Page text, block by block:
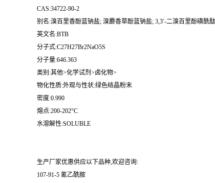
CAS:34722-90-2
别名:溴百里香酚蓝钠盐; 溴麝香草酚蓝钠盐; 3,3′-二溴百里酚磺酰
英文名:BTB
分子式:C27H27Br2NaO5S
分子量:646.363
类别:其他>化学试剂>卤化物>
物化性质:外观与性状:绿色结晶粉末
密度:0.990
熔点:200-202°C
水溶解性:SOLUBLE
生产厂家优惠供应以下品种,欢迎咨询:
107-91-5 氰乙酰胺